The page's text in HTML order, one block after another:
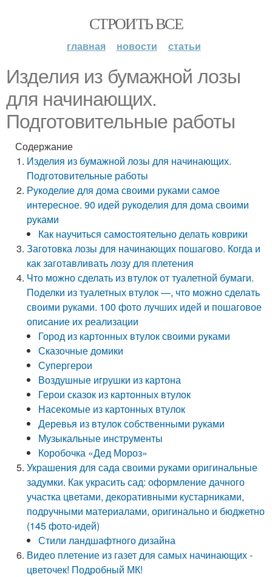
СТРОИТЬ ВСЕ
главная новости статьи
Изделия из бумажной лозы
для начинающих.
Подготовительные работы
Содержание
Изделия из бумажной лозы для начинающих.
Подготовительные работы
Рукоделие для дома своими руками самое
интересное. 90 идей рукоделия для дома своими
руками
Как научиться самостоятельно делать коврики
Заготовка лозы для начинающих пошагово. Когда и
как заготавливать лозу для плетения
Что можно сделать из втулок от туалетной бумаги.
Поделки из туалетных втулок —, что можно сделать
своими руками. 100 фото лучших идей и пошаговое
описание их реализации
Город из картонных втулок своими руками
Сказочные домики
Супергерои
Воздушные игрушки из картона
Герои сказок из картонных втулок
Насекомые из картонных втулок
Деревья из втулок собственными руками
Музыкальные инструменты
Коробочка «Дед Мороз»
Украшения для сада своими руками оригинальные
задумки. Как украсить сад: оформление дачного
участка цветами, декоративными кустарниками,
подручными материалами, оригинально и бюджетно
(145 фото-идей)
Стили ландшафтного дизайна
Видео плетение из газет для самых начинающих -
цветочек! Подробный МК!